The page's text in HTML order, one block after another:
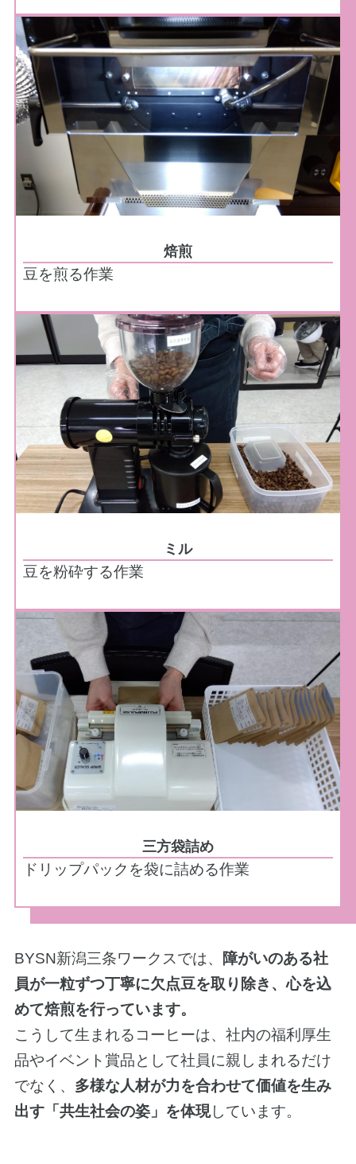
焙煎
豆を煎る作業
ミル
豆を粉砕する作業
三方袋詰め
ドリップパックを袋に詰める作業
BYSN新潟三条ワークスでは、 障がいのある社
員が一粒ずつ丁寧に欠点豆を取り除き、心を込
めて焙煎を行っています。
こうして生まれるコーヒーは、社内の福利厚生
品やイベント賞品として社員に親しまれるだけ
でなく、 多様な人材が力を合わせて価値を生み
出す「共生社会の姿」を体現しています。